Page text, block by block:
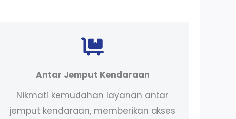
Antar Jemput Kendaraan
Nikmati kemudahan layanan antar
jemput kendaraan, memberikan akses